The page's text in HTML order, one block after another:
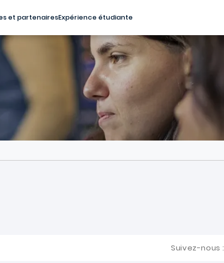
et partenairesExpérience étudiante
Suivez-nous :